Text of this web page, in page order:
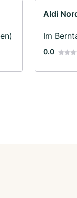
Aldi
Im
0.0